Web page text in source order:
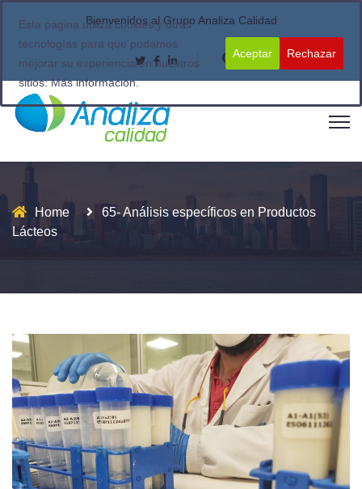
Bienvenidos al Grupo Analiza Calidad
Home
65- Análisis específicos en Productos
Lácteos
Esta página utiliza cookies y otras
tecnologías para que podamos
mejorar su experiencia en nuestros
sitios:Más información.
Aceptar Rechazar